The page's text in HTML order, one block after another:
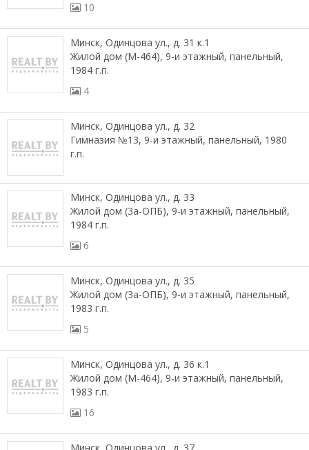
10
Минск, Одинцова ул., д. 31 к.1
Жилой дом (М-464), 9-и этажный, панельный,
1984 г.п.
4
Минск, Одинцова ул., д. 32
Гимназия №13, 9-и этажный, панельный, 1980
г.п.
Минск, Одинцова ул., д. 33
Жилой дом (3а-ОПБ), 9-и этажный, панельный,
1984 г.п.
6
Минск, Одинцова ул., д. 35
Жилой дом (3а-ОПБ), 9-и этажный, панельный,
1983 г.п.
5
Минск, Одинцова ул., д. 36 к.1
Жилой дом (М-464), 9-и этажный, панельный,
1983 г.п.
16